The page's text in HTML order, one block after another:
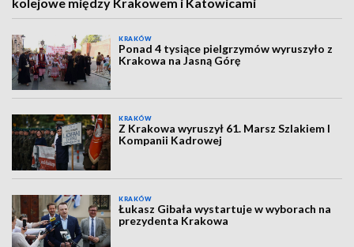
KRAKÓW
Ponad 4 tysiące pielgrzymów wyruszyło z
Krakowa na Jasną Górę
KRAKÓW
Z Krakowa wyruszył 61. Marsz Szlakiem I
Kompanii Kadrowej
KRAKÓW
Łukasz Gibała wystartuje w wyborach na
prezydenta Krakowa